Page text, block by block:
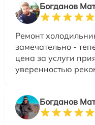
Богданов
Ремонт
замечательно -
цена за услуги
уверенностью
Богданов